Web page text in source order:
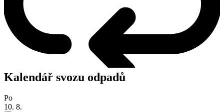
Kalendář svozu odpadů
Po
10. 8.